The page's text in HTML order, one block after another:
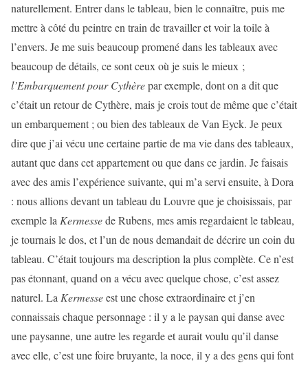
naturellement. Entrer dans le tableau, bien le connaître, puis me
mettre à côté du peintre en train de travailler et voir la toile à
l’envers. Je me suis beaucoup promené dans les tableaux avec
beaucoup de détails, ce sont ceux où je suis le mieux ;
l’Embarquement pour Cythèrepar exemple, dont on a dit que
c’était un retour de Cythère, mais je crois tout de même que c’était
un embarquement ; ou bien des tableaux de Van Eyck. Je peux
dire que j’ai vécu une certaine partie de ma vie dans des tableaux,
autant que dans cet appartement ou que dans ce jardin. Je faisais
avec des amis l’expérience suivante, qui m’a servi ensuite, à Dora
: nous allions devant un tableau du Louvre que je choisissais, par
exemple la Kermessede Rubens, mes amis regardaient le tableau,
je tournais le dos, et l’un de nous demandait de décrire un coin du
tableau. C’était toujours ma description la plus complète. Ce n’est
pas étonnant, quand on a vécu avec quelque chose, c’est assez
naturel. La Kermesseest une chose extraordinaire et j’en
connaissais chaque personnage : il y a le paysan qui danse avec
une paysanne, une autre les regarde et aurait voulu qu’il danse
avec elle, c’est une foire bruyante, la noce, il y a des gens qui font